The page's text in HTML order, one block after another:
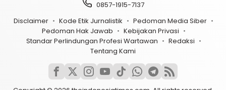
0857-1915-7137
Disclaimer
Kode Etik Jurnalistik
Pedoman Media Siber
Pedoman Hak Jawab
Kebijakan Privasi
Standar Perlindungan Profesi Wartawan
Redaksi
Tentang Kami